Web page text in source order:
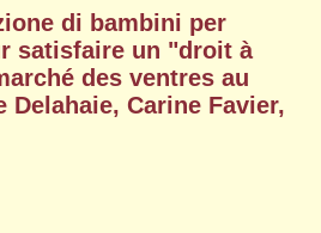
di bambini per
satisfaire un "droit à
des ventres au
Carine Favier,